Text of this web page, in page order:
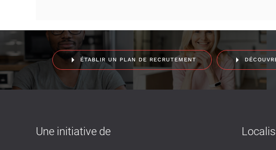
ÉTABLIR UN PLAN DE RECRUTEMENT
Une initiative de